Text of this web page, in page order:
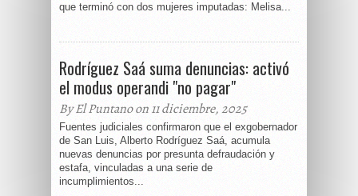
que terminó con dos mujeres imputadas: Melisa...
Rodríguez Saá suma denuncias: activó
el modus operandi "no pagar"
By El Puntano on 11 diciembre, 2025
Fuentes judiciales confirmaron que el exgobernador
de San Luis, Alberto Rodríguez Saá, acumula
nuevas denuncias por presunta defraudación y
estafa, vinculadas a una serie de
incumplimientos...